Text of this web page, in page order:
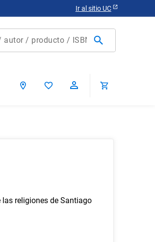
Ir al sitio UC
/ producto / ISBN
religiones de Santiago